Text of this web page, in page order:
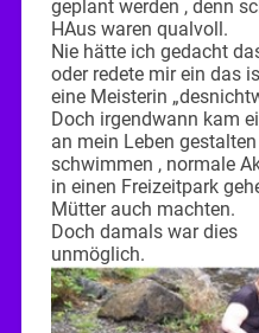
geplant werden , denn
HAus waren qualvoll.
Nie hätte ich gedacht
oder redete mir ein das
eine Meisterin
Doch irgendwann kam
an mein Leben
schwimmen , normale
in einen Freizeitpark
Mütter auch machten.
Doch damals war dies